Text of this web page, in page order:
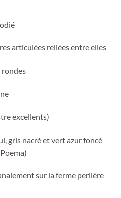
articulées reliées entre elles
rondes
excellents)
gris nacré et vert azur foncé
sur la ferme perlière